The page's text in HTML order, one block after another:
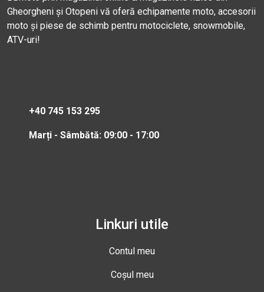
Gheorgheni și Otopeni vă oferă echipamente moto, accesorii
moto și piese de schimb pentru motociclete, snowmobile,
ATV-uri!
+40 745 153 295
Marți - Sâmbătă: 09:00 - 17:00
Linkuri utile
Contul meu
Coșul meu